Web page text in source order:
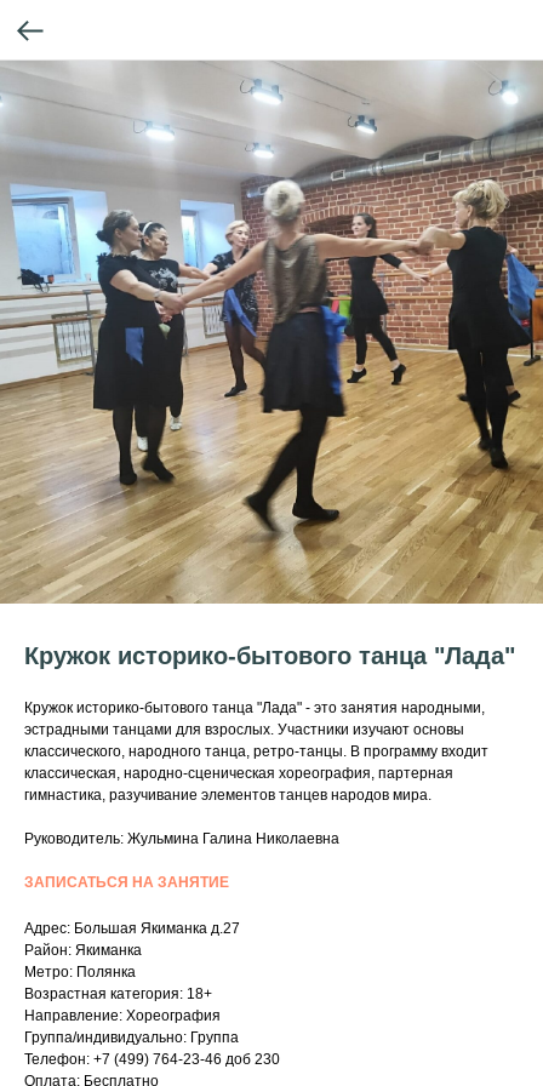
Кружок историко-бытового танца "Лада"
Кружок историко-бытового танца "Лада" - это занятия народными,
эстрадными танцами для взрослых. Участники изучают основы
классического, народного танца, ретро-танцы. В программу входит
классическая, народно-сценическая хореография, партерная
гимнастика, разучивание элементов танцев народов мира.
Руководитель: Жульмина Галина Николаевна
ЗАПИСАТЬСЯ НА ЗАНЯТИЕ
Адрес: Большая Якиманка д.27
Район: Якиманка
Метро: Полянка
Возрастная категория: 18+
Направление: Хореография
Группа/индивидуально: Группа
Телефон: +7 (499) 764-23-46 доб 230
Оплата: Бесплатно